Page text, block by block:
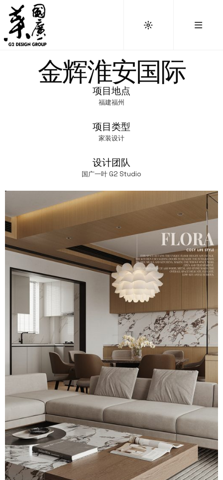
金辉淮安国际
项目地点
福建福州
项目类型
家装设计
设计团队
国广一叶 G2 Studio